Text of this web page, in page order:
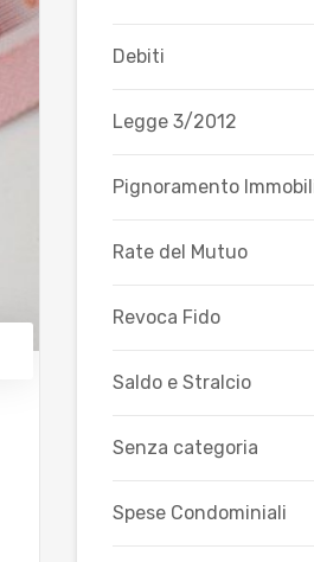
Debiti
Legge 3/2012
Pignoramento
Rate del Mutuo
Revoca Fido
Saldo e Stralcio
Senza categoria
Spese Condominiali